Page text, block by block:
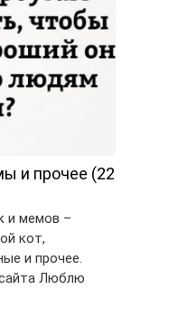
и прочее (22
и мемов –
кот,
и прочее.
Люблю